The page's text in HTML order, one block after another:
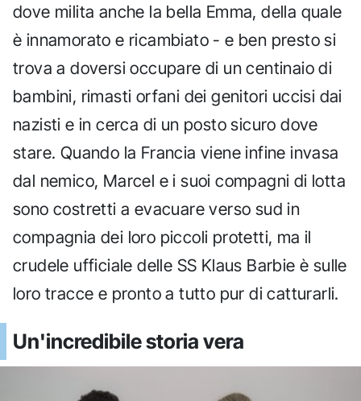
dove milita anche la bella Emma, della quale
è innamorato e ricambiato - e ben presto si
trova a doversi occupare di un centinaio di
bambini, rimasti orfani dei genitori uccisi dai
nazisti e in cerca di un posto sicuro dove
stare. Quando la Francia viene infine invasa
dal nemico, Marcel e i suoi compagni di lotta
sono costretti a evacuare verso sud in
compagnia dei loro piccoli protetti, ma il
crudele ufficiale delle SS Klaus Barbie è sulle
loro tracce e pronto a tutto pur di catturarli.
Un'incredibile storia vera